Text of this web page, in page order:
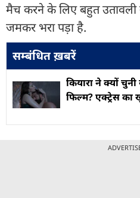
मैच करने के लिए बहुत
जमकर भरा पड़ा है.
सम्बंधित ख़बरें
कियारा ने क्यों
फिल्म? एक्ट्रेस का